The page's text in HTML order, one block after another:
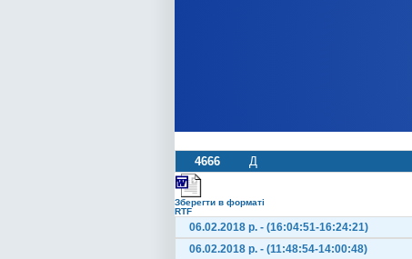
4666 Д
Зберегти в форматі
RTF
06.02.2018 р. - (16:04:51-16:24:21)
06.02.2018 р. - (11:48:54-14:00:48)